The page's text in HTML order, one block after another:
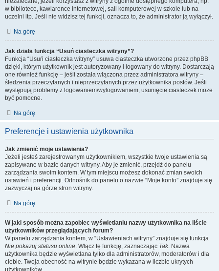
w bibliotece, kawiarence internetowej, sali komputerowej w szkole lub na
uczelni itp. Jeśli nie widzisz tej funkcji, oznacza to, że administrator ją wyłączył.
Na górę
Jak działa funkcja “Usuń ciasteczka witryny”?
Funkcja “Usuń ciasteczka witryny” usuwa ciasteczka utworzone przez phpBB
dzięki, którym użytkownik jest autoryzowany i logowany do witryny. Dostarczają
one również funkcję – jeśli została włączona przez administratora witryny –
śledzenia przeczytanych i nieprzeczytanych przez użytkownika postów. Jeśli
występują problemy z logowaniem/wylogowaniem, usunięcie ciasteczek może
być pomocne.
Na górę
Preferencje i ustawienia użytkownika
Jak zmienić moje ustawienia?
Jeżeli jesteś zarejestrowanym użytkownikiem, wszystkie twoje ustawienia są
zapisywane w bazie danych witryny. Aby je zmienić, przejdź do panelu
zarządzania swoim kontem. W tym miejscu możesz dokonać zmian swoich
ustawień i preferencji. Odnośnik do panelu o nazwie “Moje konto” znajduje się
zazwyczaj na górze stron witryny.
Na górę
W jaki sposób można zapobiec wyświetlaniu nazwy użytkownika na liście
użytkowników przeglądających forum?
W panelu zarządzania kontem, w “Ustawieniach witryny” znajduje się funkcja
Nie pokazuj statusu online. Włącz tę funkcję, zaznaczając Tak. Nazwa
użytkownika będzie wyświetlana tylko dla administratorów, moderatorów i dla
ciebie. Twoja obecność na witrynie będzie wykazana w liczbie ukrytych
użytkowników.